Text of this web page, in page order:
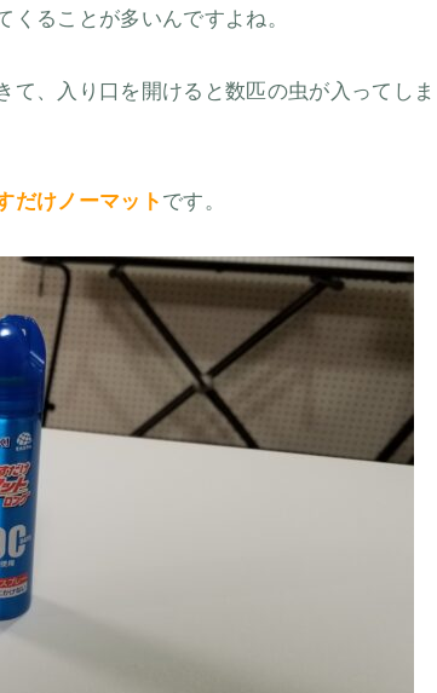
ることが多いんですよね。
、入り口を開けると数匹の虫が入ってしま
だけノーマット です。